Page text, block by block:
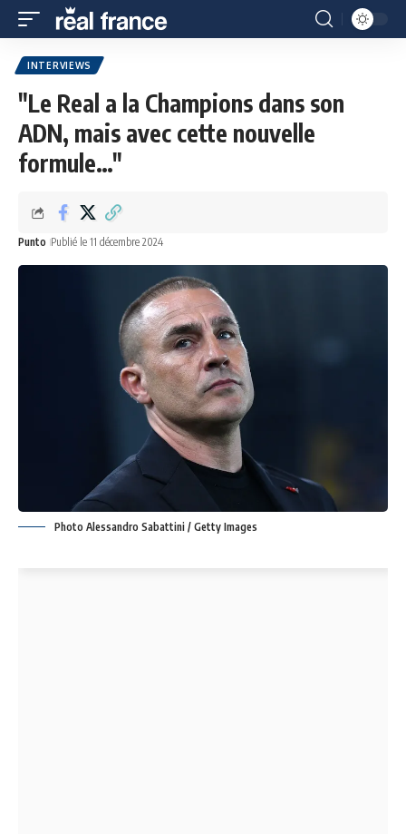
INTERVIEWS
"Le Real a la Champions dans son
ADN, mais avec cette nouvelle
formule…"
Punto Publié le 11 décembre 2024
Photo Alessandro Sabattini / Getty Images